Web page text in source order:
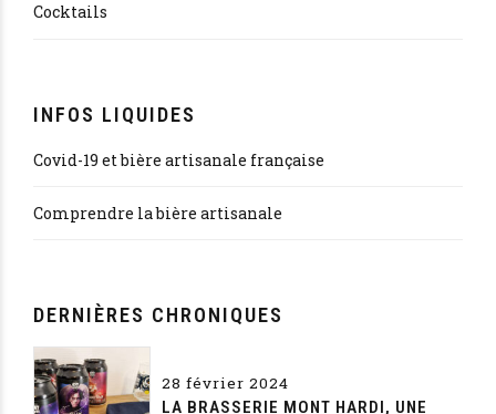
Cocktails
INFOS LIQUIDES
Covid-19 et bière artisanale française
Comprendre la bière artisanale
DERNIÈRES CHRONIQUES
28 février 2024
LA BRASSERIE MONT HARDI, UNE